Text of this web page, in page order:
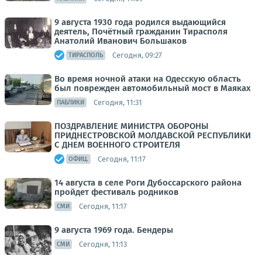
9 августа 1930 года родился выдающийся
деятель, Почётный гражданин Тирасполя
Анатолий Иванович Большаков
ТИРАСПОЛЬ Сегодня, 09:27
Во время ночной атаки на Одесскую область
был поврежден автомобильный мост в Маяках
ПАБЛИКИ Сегодня, 11:31
ПОЗДРАВЛЕНИЕ МИНИСТРА ОБОРОНЫ
ПРИДНЕСТРОВСКОЙ МОЛДАВСКОЙ РЕСПУБЛИКИ
С ДНЕМ ВОЕННОГО СТРОИТЕЛЯ
ОФИЦ. Сегодня, 11:17
14 августа в селе Роги Дубоссарского района
пройдет фестиваль родников
СМИ Сегодня, 11:17
9 августа 1969 года. Бендеры
СМИ Сегодня, 11:13